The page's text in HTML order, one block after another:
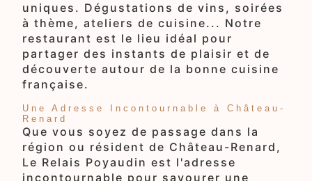
uniques. Dégustations de vins, soirées
à thème, ateliers de cuisine... Notre
restaurant est le lieu idéal pour
partager des instants de plaisir et de
découverte autour de la bonne cuisine
française.
Une Adresse Incontournable à Château-
Renard
Que vous soyez de passage dans la
région ou résident de Château-Renard,
Le Relais Poyaudin est l'adresse
incontournable pour savourer une